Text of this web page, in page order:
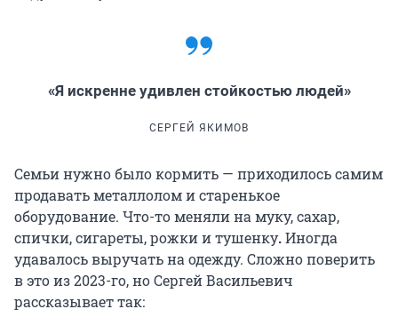
«Я искренне удивлен стойкостью людей»
СЕРГЕЙ ЯКИМОВ
Семьи нужно было кормить — приходилось самим
продавать металлолом и старенькое
оборудование. Что-то менялина муку, сахар,
спички, сигареты,рожки и тушенку.Иногда
удавалось выручать на одежду. Сложно поверить
в это из 2023-го, но Сергей Васильевич
рассказывает так: